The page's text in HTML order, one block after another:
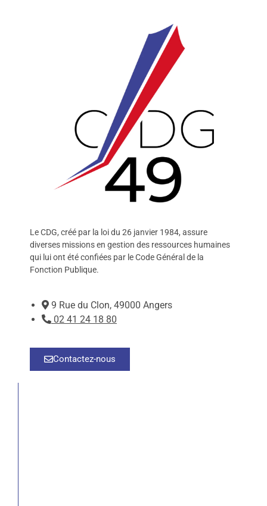
Le CDG, créé par la loi du 26 janvier 1984, assure
diverses missions en gestion des ressources humaines
qui lui ont été confiées par le Code Général de la
Fonction Publique.
9 Rue du Clon, 49000 Angers
02 41 24 18 80
Contactez-nous